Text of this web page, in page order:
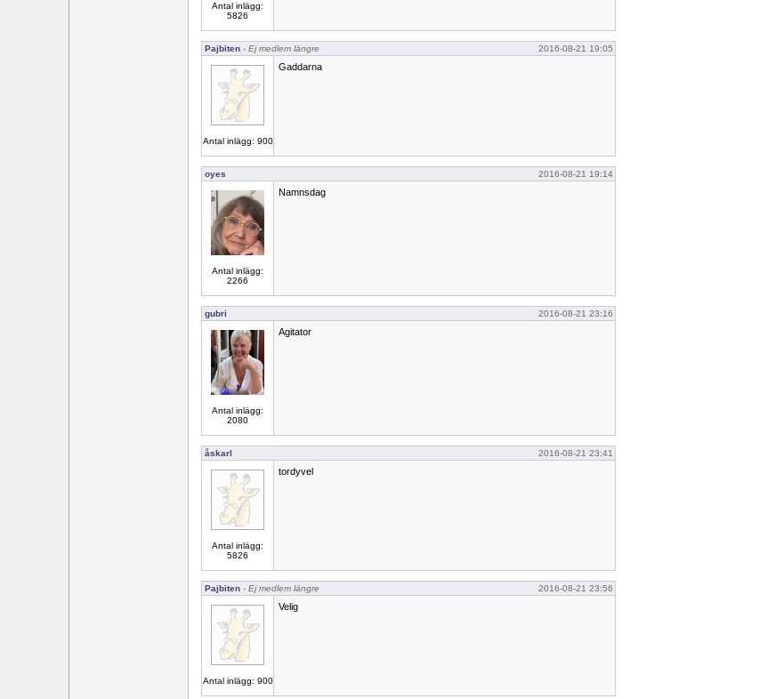
Antal inlägg:
5826
Pajbiten - Ej medlem längre 2016-08-21 19:05
Antal inlägg: 900
Gaddarna
oyes 2016-08-21 19:14
Antal inlägg:
2266
Namnsdag
gubri 2016-08-21 23:16
Antal inlägg:
2080
Agitator
åskarl 2016-08-21 23:41
Antal inlägg:
5826
tordyvel
Pajbiten - Ej medlem längre 2016-08-21 23:56
Antal inlägg: 900
Velig